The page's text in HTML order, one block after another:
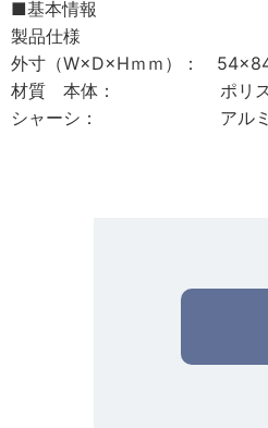
■基本情報
製品仕様
外寸（W×D×Hｍｍ）：
材質 本体： ポリス
シャーシ： アルミ